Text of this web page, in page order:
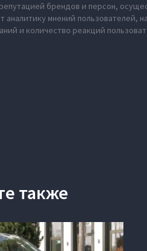
брендов и персон,
мнений пользователей,
и количество реакций
также